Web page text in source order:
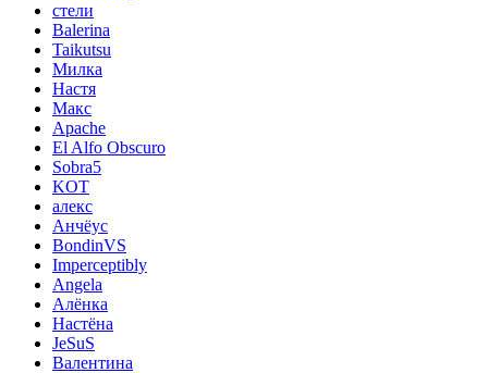
стели
Balerina
Taikutsu
Милка
Настя
Макс
Apache
El Alfo Obscuro
Sobra5
KOT
алекс
Анчёус
BondinVS
Imperceptibly
Angela
Алёнка
Настёна
JeSuS
Валентина